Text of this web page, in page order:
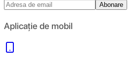
Abonare
Aplicație de mobil